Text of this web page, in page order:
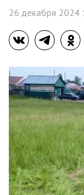
26 декабря 2024